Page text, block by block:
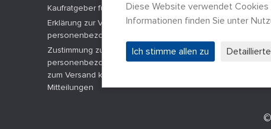
Kaufratgeber für Modelle
Erklärung zur Verarbeitung
personenbezogener Daten
Zustimmung zur Verarbeitung
personenbezogener Daten und
zum Versand kommerzieller
Mitteilungen
Cookies
©
Diese Website verwendet
Informationen finden Sie unter
Ich stimme allen zu